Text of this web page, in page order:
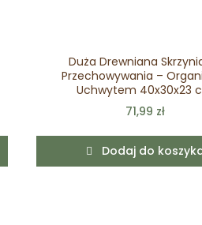
Duża Drewniana
Przechowywania –
Uchwytem 40x30x23
71,99 zł
Dodaj do